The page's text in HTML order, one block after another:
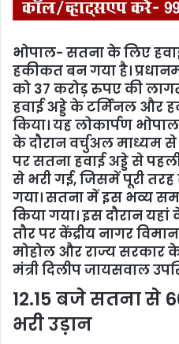
भोपाल- सतना के लिए
हकीकत बन गया है।
को 37 करोड़ रुपए की
हवाई अड्डे के टर्मिनल और
किया। यह लोकार्पण
के दौरान वर्चुअल माध्यम
पर सतना हवाई अड्डे से
से भरी गई, जिसमें पूरी तरह
गया। सतना में इस भव्य
किया गया। इस दौरान यहां
तौर पर केंद्रीय नागर
मोहोल और राज्य सरकार के
मंत्री दिलीप जायसवाल
12.15 बजे सतना से
भरी उड़ान